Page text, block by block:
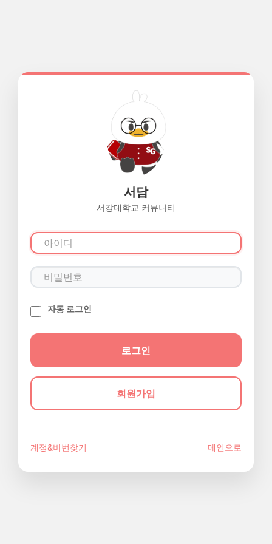
서담
서강대학교 커뮤니티
자동 로그인
회원가입
계정&비번찾기 메인으로